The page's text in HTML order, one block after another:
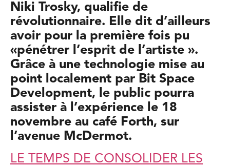
Niki Trosky, qualifie de
révolutionnaire. Elle dit d’ailleurs
avoir pour la première fois pu
«pénétrer l’esprit de l’artiste ».
Grâce à une technologie mise au
point localement par Bit Space
Development, le public pourra
assister à l’expérience le 18
novembre au café Forth, sur
l’avenue McDermot.
LE TEMPS DE CONSOLIDER LES